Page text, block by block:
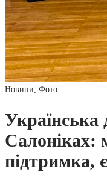
Новини Фото
Українська
Салоніках:
підтримка,